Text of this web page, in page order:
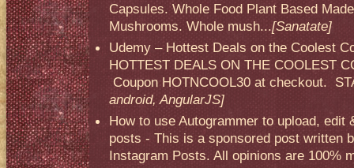
Capsules. Whole Food Plant Based
Mushrooms. Whole mush...[Sanatate]
Udemy – Hottest Deals on the Coolest
HOTTEST DEALS ON THE COOLEST
Coupon HOTNCOOL30 at checkout.
android, AngularJS]
How to use Autogrammer to upload, edit
posts - This is a sponsored post written
Instagram Posts. All opinions are 100%